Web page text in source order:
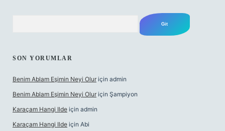
SON YORUMLAR
Benim Ablam Eşimin Neyi Olur için admin
Benim Ablam Eşimin Neyi Olur için Şampiyon
Karaçam Hangi Ilde için admin
Karaçam Hangi Ilde için Abi